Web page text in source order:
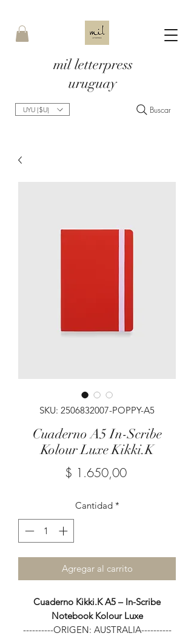
mil letterpress
uruguay
UYU ($U) Buscar
SKU: 2506832007-POPPY-A5
Cuaderno A5 In-Scribe
Kolour Luxe Kikki.K
$ 1.650,00Precio
Cantidad *
Agregar al carrito
Cuaderno Kikki.K A5 – In-Scribe
Notebook Kolour Luxe
----------ORIGEN: AUSTRALIA----------